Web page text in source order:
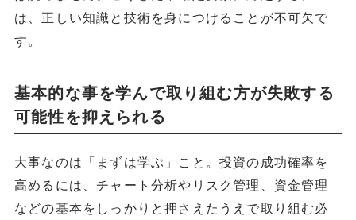
は、正しい知識と技術を身につけることが不可欠で
す。
基本的な事を学んで取り組む方が失敗する
可能性を抑えられる
大事なのは「まずは学ぶ」こと。投資の成功確率を
高めるには、チャート分析やリスク管理、資金管理
などの基本をしっかりと押さえたうえで取り組む必